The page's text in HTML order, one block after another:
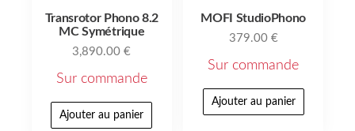
Transrotor Phono 8.2
MC Symétrique
3,890.00€
Sur commande
Ajouter au panier
MOFI StudioPhono
379.00 €
Sur commande
Ajouter au panier